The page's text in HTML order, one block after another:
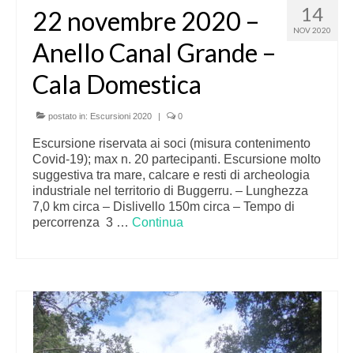
14
NOV 2020
22 novembre 2020 –
Anello Canal Grande –
Cala Domestica
postato in: Escursioni 2020 | 0
Escursione riservata ai soci (misura contenimento
Covid-19); max n. 20 partecipanti. Escursione molto
suggestiva tra mare, calcare e resti di archeologia
industriale nel territorio di Buggerru. – Lunghezza
7,0 km circa – Dislivello 150m circa – Tempo di
percorrenza 3 … Continua